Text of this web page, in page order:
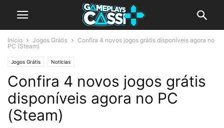
Início Jogos Grátis
Confira 4 novos jogos grátis disponíveis agora no
PC (Steam)
Jogos Grátis Notícias
Confira 4 novos jogos grátis
disponíveis agora no PC
(Steam)